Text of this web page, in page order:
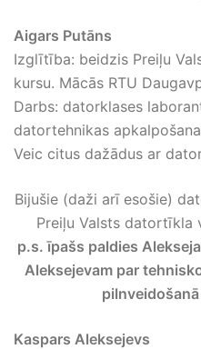
Aigars Putāns
Izglītība: beidzis Preiļu
kursu. Mācās RTU
Darbs: datorklases
datortehnikas
Veic citus dažādus ar
Bijušie (daži arī esošie)
Preiļu Valsts datortīkla
p.s. īpašs paldies
Aleksejevam par
Kaspars Aleksejevs